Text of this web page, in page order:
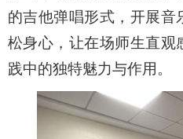
的吉他弹唱形式，开展音
松身心， 让在场师生直观
践中的独特魅力与作用 。